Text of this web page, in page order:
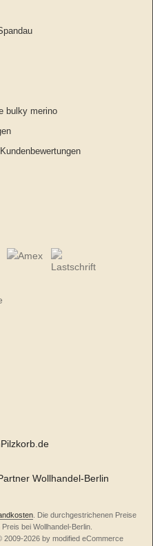
bulky merino
. Die durchgestrichenen Preise
bei Wollhandel-Berlin.
2026 by modified eCommerce